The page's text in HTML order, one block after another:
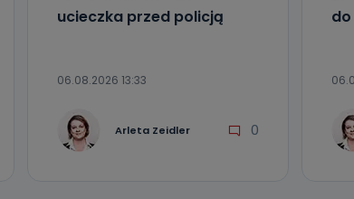
ucieczka przed policją
06.08.2026 13:33
Arleta Zeidler 0